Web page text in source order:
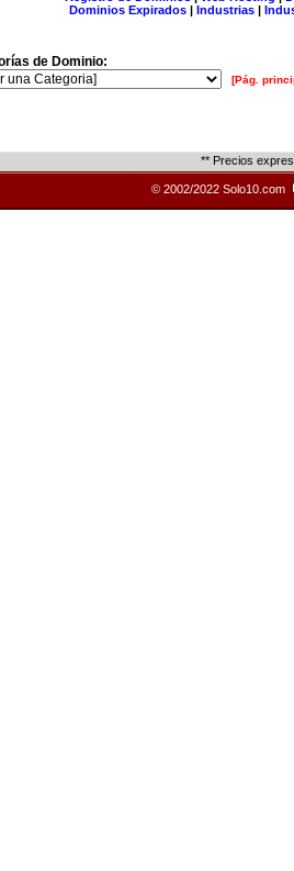
Dominios Expirados | Industrias |
de Dominio:
[Pág.
** Precios
© 2002/2022 Solo10.com